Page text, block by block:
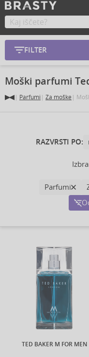
FILTER
Moški parfumi
Parfumi Za moške
RAZVRSTI PO:
Parfumi
TED BAKER M FOR MEN